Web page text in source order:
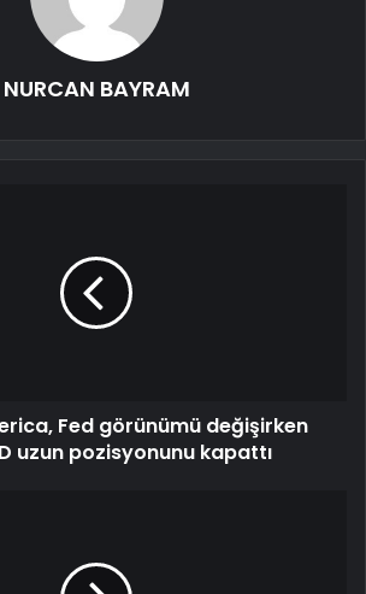
NURCAN BAYRAM
Fed görünümü değişirken
uzun pozisyonunu kapattı